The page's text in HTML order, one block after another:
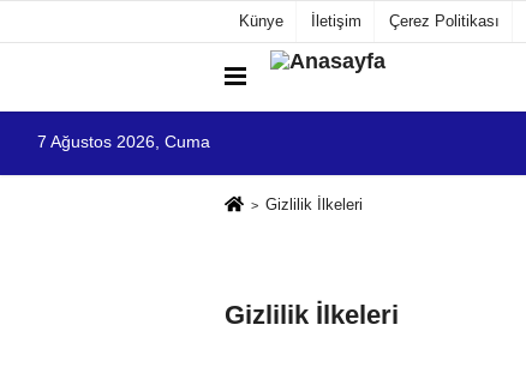
Künye İletişim Çerez Politikası
7 Ağustos 2026, Cuma
Gizlilik İlkeleri
Gizlilik İlkeleri